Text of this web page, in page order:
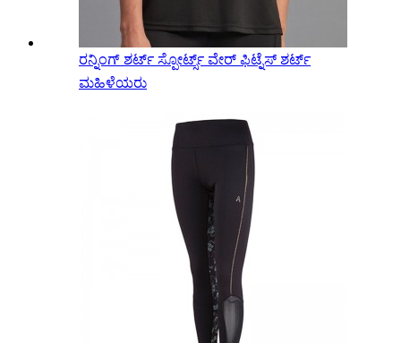
ರನ್ನಿಂಗ್ ಶರ್ಟ್ ಸ್ಪೋರ್ಟ್ಸ್ ವೇರ್ ಫಿಟ್ನೆಸ್ ಶರ್ಟ್
ಮಹಿಳೆಯರು